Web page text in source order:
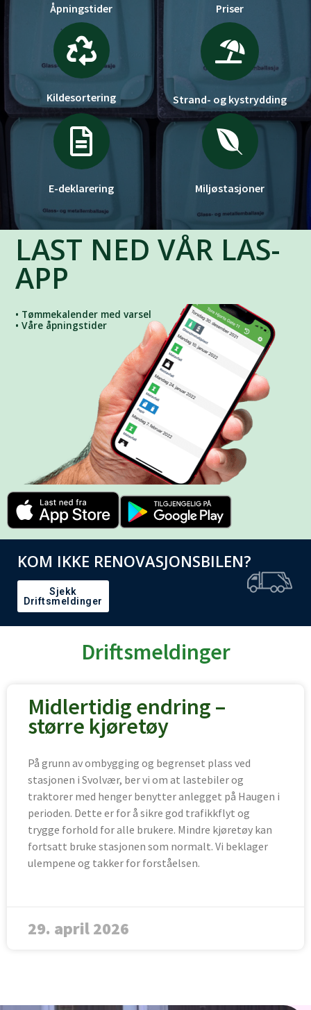
Åpningstider Priser
Kildesortering Strand- og kystrydding
E-deklarering Miljøstasjoner
LAST NED VÅR LAS-
APP
• Tømmekalender med varsel
• Våre åpningstider
KOM IKKE RENOVASJONSBILEN?
Sjekk
Driftsmeldinger
Driftsmeldinger
Midlertidig endring –
større kjøretøy
På grunn av ombygging og begrenset plass ved
stasjonen i Svolvær, ber vi om at lastebiler og
traktorer med henger benytter anlegget på Haugen i
perioden. Dette er for å sikre god trafikkflyt og
trygge forhold for alle brukere. Mindre kjøretøy kan
fortsatt bruke stasjonen som normalt. Vi beklager
ulempene og takker for forståelsen.
29. april 2026